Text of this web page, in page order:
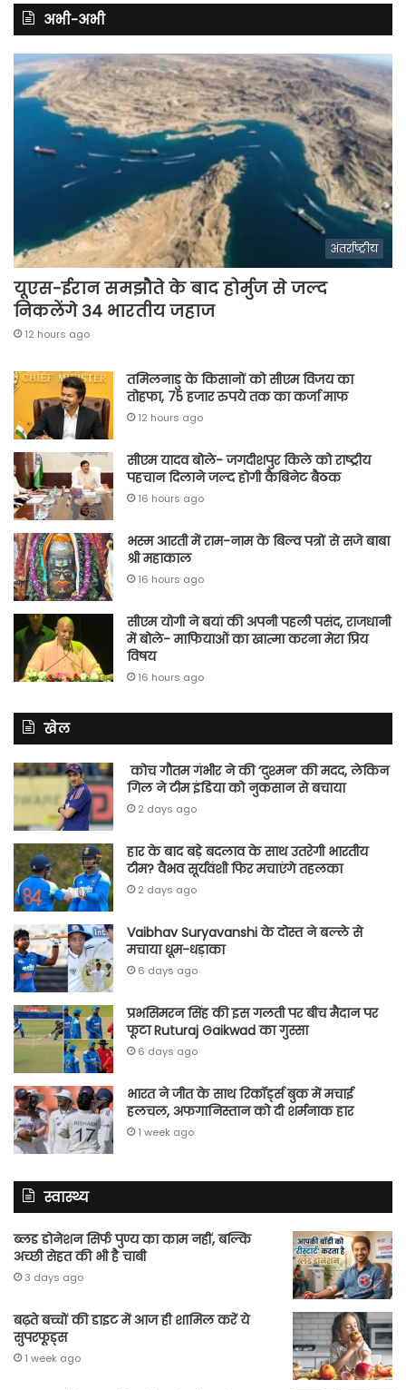
अभी-अभी
अंतर्राष्ट्रीय
यूएस-ईरान समझौते के बाद होर्मुज से जल्द
निकलेंगे 34 भारतीय जहाज
12 hours ago
तमिलनाडु के किसानों को सीएम विजय का
तोहफा, 75 हजार रुपये तक का कर्जा माफ
12 hours ago
सीएम यादव बोले- जगदीशपुर किले को राष्ट्रीय
पहचान दिलाने जल्द होगी कैबिनेट बैठक
16 hours ago
भस्म आरती में राम-नाम के बिल्व पत्रों से सजे बाबा
श्री महाकाल
16 hours ago
सीएम योगी ने बयां की अपनी पहली पसंद, राजधानी
में बोले- माफियाओं का खात्मा करना मेरा प्रिय
विषय
16 hours ago
खेल
कोच गौतम गंभीर ने की ‘दुश्मन’ की मदद, लेकिन
गिल ने टीम इंडिया को नुकसान से बचाया
2 days ago
हार के बाद बड़े बदलाव के साथ उतरेगी भारतीय
टीम? वैभव सूर्यवंशी फिर मचाएंगे तहलका
2 days ago
Vaibhav Suryavanshi के दोस्त ने बल्ले से
मचाया धूम-धड़ाका
6 days ago
प्रभसिमरन सिंह की इस गलती पर बीच मैदान पर
फूटा Ruturaj Gaikwad का गुस्सा
6 days ago
भारत ने जीत के साथ रिकॉर्ड्स बुक में मचाई
हलचल, अफगानिस्तान को दी शर्मनाक हार
1 week ago
स्वास्थ्य
ब्लड डोनेशन सिर्फ पुण्य का काम नहीं, बल्कि
अच्छी सेहत की भी है चाबी
3 days ago
बढ़ते बच्चों की डाइट में आज ही शामिल करें ये
सुपरफूड्स
1 week ago